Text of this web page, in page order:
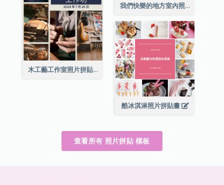
我們快樂的地方室內照片拼貼畫
木工藝工作室照片拼貼畫
酷冰淇淋照片拼貼畫
查看所有 照片拼貼 模板